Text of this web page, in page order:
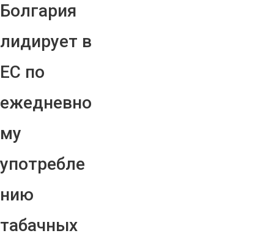
Болгария
лидирует в
ЕС по
ежедневно
му
употребле
нию
табачных